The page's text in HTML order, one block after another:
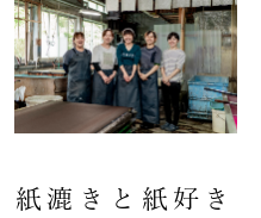
紙漉きと紙好き